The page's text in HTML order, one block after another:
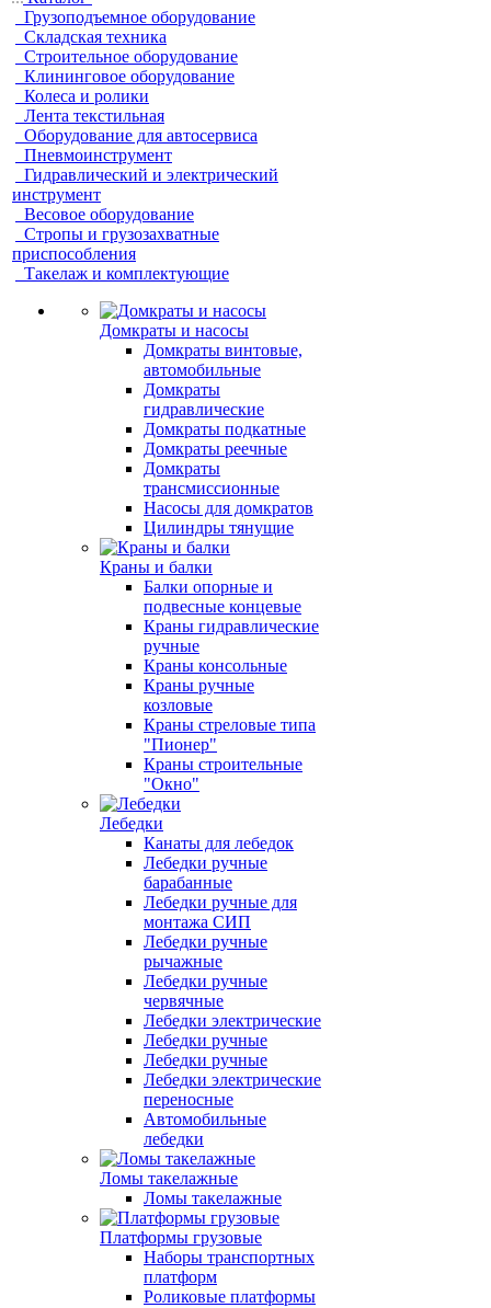
Грузоподъемное оборудование
Складская техника
Строительное оборудование
Клининговое оборудование
Колеса и ролики
Лента текстильная
Оборудование для автосервиса
Пневмоинструмент
Гидравлический и электрический
инструмент
Весовое оборудование
Стропы и грузозахватные
приспособления
Такелаж и комплектующие
Домкраты и насосы
Домкраты винтовые,
автомобильные
Домкраты
гидравлические
Домкраты подкатные
Домкраты реечные
Домкраты
трансмиссионные
Насосы для домкратов
Цилиндры тянущие
Краны и балки
Балки опорные и
подвесные концевые
Краны гидравлические
ручные
Краны консольные
Краны ручные
козловые
Краны стреловые типа
"Пионер"
Краны строительные
"Окно"
Лебедки
Канаты для лебедок
Лебедки ручные
барабанные
Лебедки ручные для
монтажа СИП
Лебедки ручные
рычажные
Лебедки ручные
червячные
Лебедки электрические
Лебедки ручные
Лебедки ручные
Лебедки электрические
переносные
Автомобильные
лебедки
Ломы такелажные
Ломы такелажные
Платформы грузовые
Наборы транспортных
платформ
Роликовые платформы